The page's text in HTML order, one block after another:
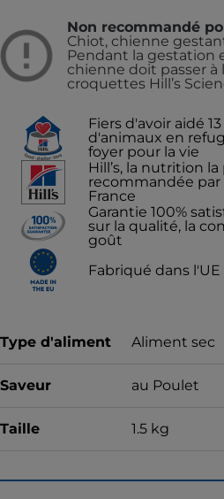
Non recommandé
Chiot, chienne
Pendant la gestation
chienne doit passer à
croquettes Hill’s
Fiers d'avoir aidé
d'animaux en
foyer pour la vie
Hill’s, la nutrition la
recommandée par
France
Garantie 100%
sur la qualité, la
goût
Fabriqué dans l'UE
Type d'aliment Aliment sec
Saveur au Poulet
Taille 1.5 kg